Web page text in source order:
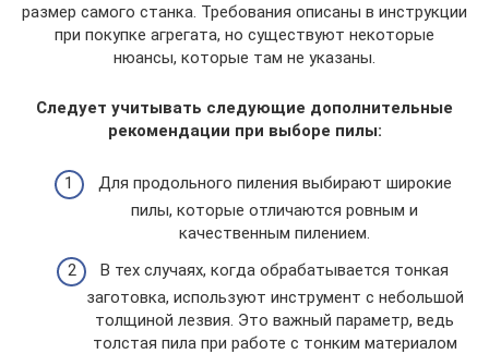
размер самого станка. Требования описаны в инструкции
при покупке агрегата, но существуют некоторые
нюансы, которые там не указаны.
Следует учитывать следующие дополнительные
рекомендации при выборе пилы:
Для продольного пиления выбирают широкие
пилы, которые отличаются ровным и
качественным пилением.
В тех случаях, когда обрабатывается тонкая
заготовка, используют инструмент с небольшой
толщиной лезвия. Это важный параметр, ведь
толстая пила при работе с тонким материалом